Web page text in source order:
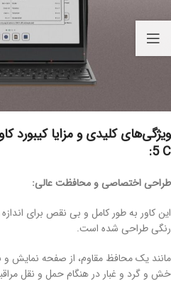
5 C:
طراحی اختصاصی و محافظت عالی:
رنگی طراحی شده است.
مانند یک محافظ مقاوم، از صفحه نمایش و
خش و گرد و غبار در هنگام حمل و نقل